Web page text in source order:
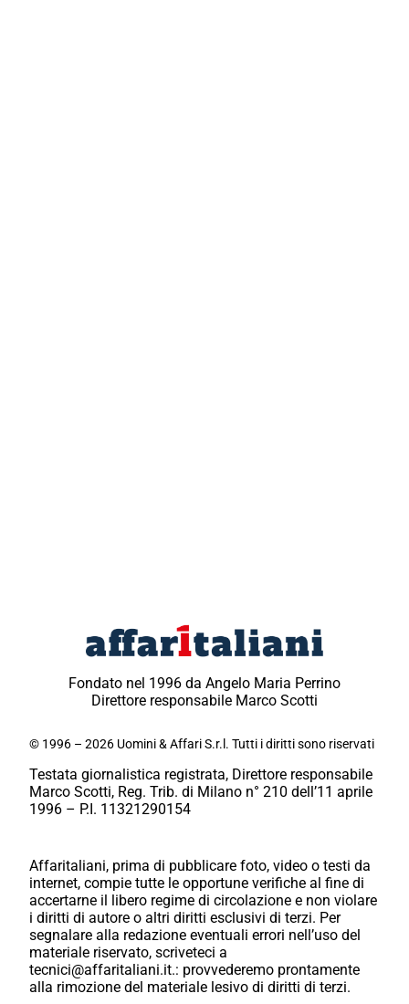
Fondato nel 1996 da Angelo Maria Perrino
Direttore responsabile Marco Scotti
© 1996 – 2026 Uomini & Affari S.r.l. Tutti i diritti sono riservati
Testata giornalistica registrata, Direttore responsabile
Marco Scotti, Reg. Trib. di Milano n° 210 dell’11 aprile
1996 – P.I. 11321290154
Affaritaliani, prima di pubblicare foto, video o testi da
internet, compie tutte le opportune verifiche al fine di
accertarne il libero regime di circolazione e non violare
i diritti di autore o altri diritti esclusivi di terzi. Per
segnalare alla redazione eventuali errori nell’uso del
materiale riservato, scriveteci a
tecnici@affaritaliani.it.: provvederemo prontamente
alla rimozione del materiale lesivo di diritti di terzi.